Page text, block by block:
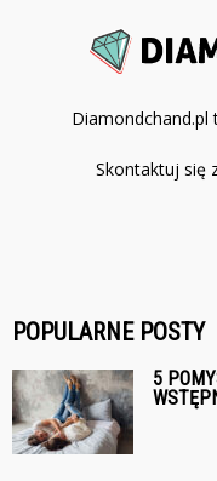
Skontaktuj się
POPULARNE POSTY
5